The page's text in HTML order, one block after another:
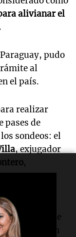
alivianar el
pudo
al
el país.
realizar
pases de
sondeos: el
, exjugador
,
al
Bareiro
, que
con su buen